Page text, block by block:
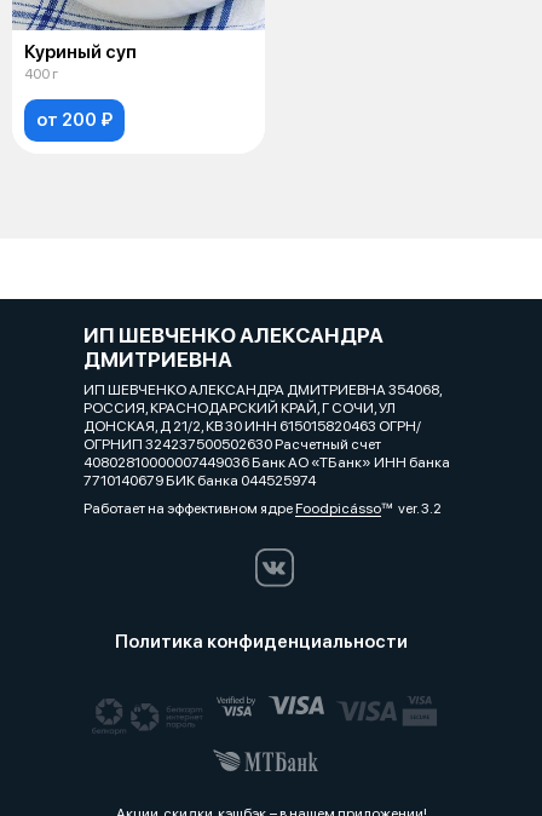
Куриный суп
400 г
от 200 ₽
ИП ШЕВЧЕНКО АЛЕКСАНДРА
ДМИТРИЕВНА
ИП ШЕВЧЕНКО АЛЕКСАНДРА ДМИТРИЕВНА 354068,
РОССИЯ, КРАСНОДАРСКИЙ КРАЙ, Г СОЧИ, УЛ
ДОНСКАЯ, Д 21/2, КВ 30 ИНН 615015820463 ОГРН/
ОГРНИП 324237500502630 Расчетный счет
40802810000007449036 Банк АО «ТБанк» ИНН банка
7710140679 БИК банка 044525974
Работает на эффективном ядреFoodpicássover. 3.2
Политика конфиденциальности